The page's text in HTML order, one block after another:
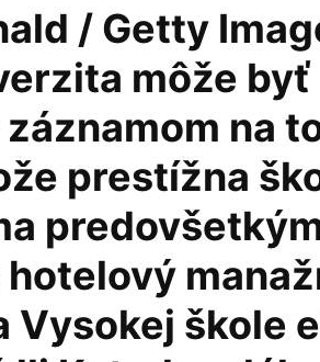
/ Getty
môže byť
na
prestížna
Vysokej škole